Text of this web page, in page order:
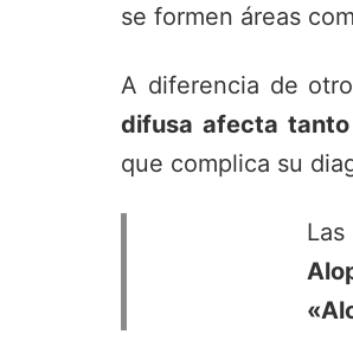
se formen áreas
A diferencia de
difusa afecta
que complica su